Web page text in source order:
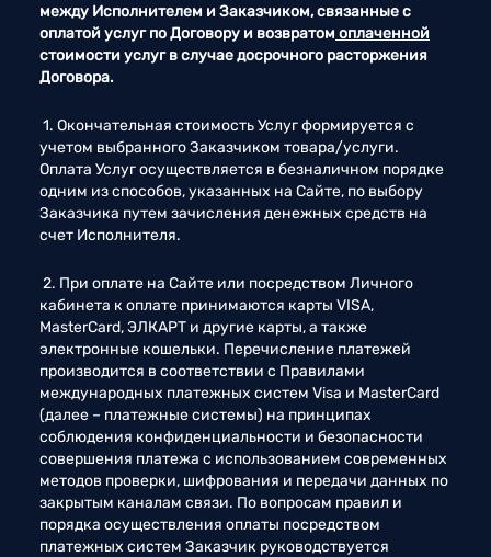
между Исполнителем и Заказчиком, связанные с
оплатой услуг по Договору и возвратом оплаченной
стоимости услуг в случае досрочного расторжения
Договора.
учетом выбранного Заказчиком товара/услуги.
Оплата Услуг осуществляется в безналичном порядке
одним из способов, указанных на Сайте, по выбору
Заказчика путем зачисления денежных средств на
счет Исполнителя.
кабинета к оплате принимаются карты VISA,
MasterCard, ЭЛКАРТ и другие карты, а также
электронные кошельки. Перечисление платежей
производится в соответствии с Правилами
международных платежных систем Visa и MasterCard
(далее – платежные системы) на принципах
соблюдения конфиденциальности и безопасности
совершения платежа с использованием современных
методов проверки, шифрования и передачи данных по
закрытым каналам связи. По вопросам правил и
порядка осуществления оплаты посредством
платежных систем Заказчик руководствуется